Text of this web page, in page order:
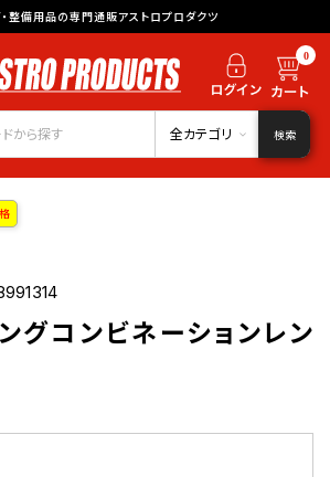
整備用品の専門通販アストロプロダクツ
0
全カテゴリ 検索
グコンビネーションレン